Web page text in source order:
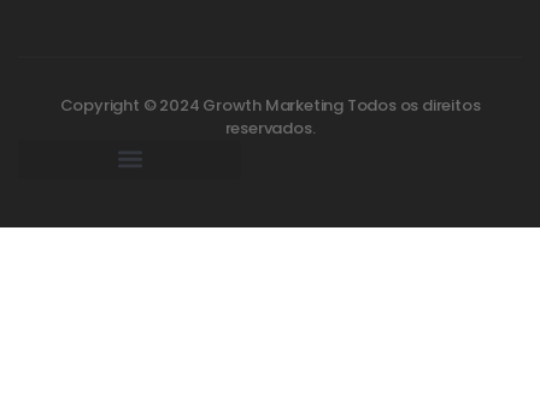
Copyright © 2024 Growth Marketing Todos os direitos
reservados.